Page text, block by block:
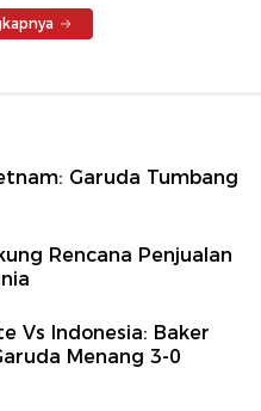
Garuda Tumbang
Rencana Penjualan
Vs Indonesia: Baker
Menang 3-0